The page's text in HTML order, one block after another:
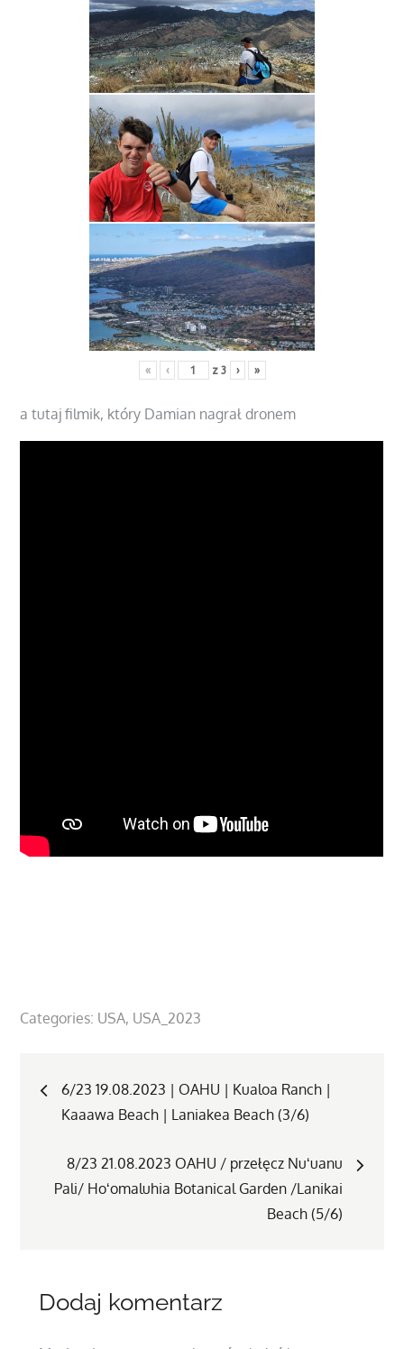
« ‹ z 3 › »
a tutaj filmik, który Damian nagrał dronem
Categories: USA USA_2023
Nawigacja
wpisu
6/23 19.08.2023 | OAHU | Kualoa Ranch |
Kaaawa Beach | Laniakea Beach (3/6)
8/23 21.08.2023 OAHU / przełęcz Nuʻuanu
Pali/ Hoʻomaluhia Botanical Garden /Lanikai
Beach (5/6)
Dodaj komentarz